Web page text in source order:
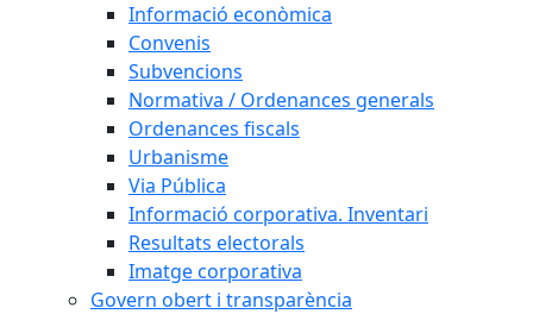
Informació econòmica
Convenis
Subvencions
Normativa / Ordenances generals
Ordenances fiscals
Urbanisme
Via Pública
Informació corporativa. Inventari
Resultats electorals
Imatge corporativa
Govern obert i transparència